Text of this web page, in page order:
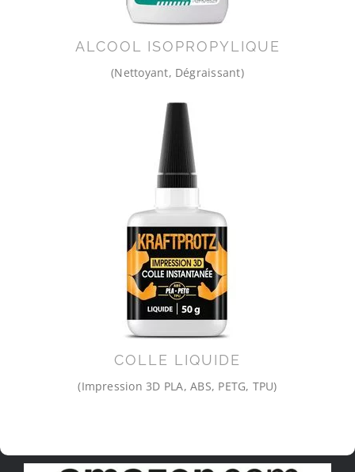
ALCOOL ISOPROPYLIQUE
(Nettoyant, Dégraissant)
COLLE LIQUIDE
(Impression 3D PLA, ABS, PETG, TPU)